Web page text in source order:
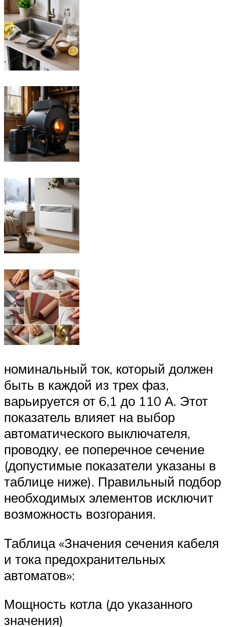
номинальный ток, который должен
быть в каждой из трех фаз,
варьируется от 6,1 до 110 А. Этот
показатель влияет на выбор
автоматического выключателя,
проводку, ее поперечное сечение
(допустимые показатели указаны в
таблице ниже). Правильный подбор
необходимых элементов исключит
возможность возгорания.
Таблица «Значения сечения кабеля
и тока предохранительных
автоматов»:
Мощность котла (до указанного
значения)